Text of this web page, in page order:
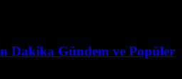
Dakika Gündem ve Popüler